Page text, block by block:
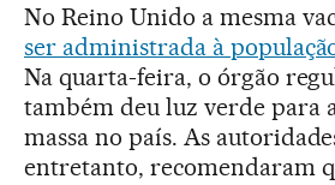
No Reino Unido a mesma
ser administrada à
Na quarta-feira, o órgão
também deu luz verde para
massa no país. As
entretanto, recomendaram